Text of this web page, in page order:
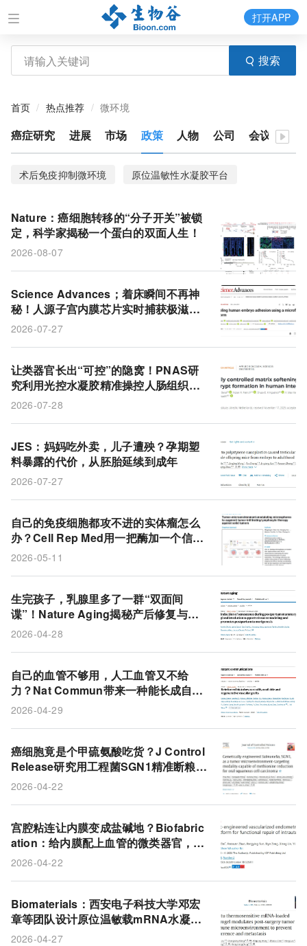
搜索
打开APP
首页 热点推荐 微环境
癌症研究 进展 市场 政策 人物 公司 会议
术后免疫抑制微环境
原位温敏性水凝胶平台
ZFP36L2
Nature：癌细胞转移的“分子开关”被锁
定，科学家揭秘一个蛋白的双面人生！
2026-08-07
Science Advances；着床瞬间不再神
秘！人源子宫内膜芯片实时捕获极滋养
层粘附与谱系重排
2026-07-27
让类器官长出“可控”的隐窝！PNAS研
究利用光控水凝胶精准操控人肠组织形
态
2026-07-28
JES：妈妈吃外卖，儿子遭殃？孕期塑
料暴露的代价，从胚胎延续到成年
2026-07-27
自己的免疫细胞都攻不进的实体瘤怎么
办？Cell Rep Med用一把酶加一个信号
分子打通微环境
2026-05-11
生完孩子，乳腺里多了一群“双面间
谍”！Nature Aging揭秘产后修复与癌
症的隐秘关联
2026-04-28
自己的血管不够用，人工血管又不给
力？Nat Commun带来一种能长成自体
血管的“即用型”移植物
2026-04-29
癌细胞竟是个甲硫氨酸吃货？J Control
Release研究用工程菌SGN1精准断粮，
口腔鳞癌饿到没脾气
2026-04-22
宫腔粘连让内膜变成盐碱地？Biofabric
ation：给内膜配上血管的微类器官，重
新长好还能怀上娃
2026-04-22
Biomaterials：西安电子科技大学邓宏
章等团队设计原位温敏载mRNA水凝胶
调控术后肿瘤免疫微环境以预防复发与
2026-04-27